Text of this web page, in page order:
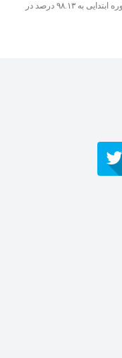
نظام آموزش رسمی شده است و نرخ ثبت نام در دوره ابتدایی به ۹۸.۱۳ درصد در